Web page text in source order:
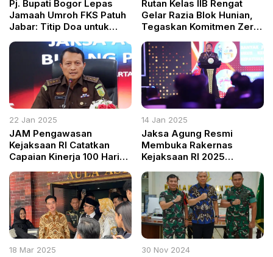
Pj. Bupati Bogor Lepas
Jamaah Umroh FKS Patuh
Jabar: Titip Doa untuk
Rutan Kelas IIB Rengat
Gelar Razia Blok Hunian,
Tegaskan Komitmen Zero
22 Jan 2025
JAM Pengawasan
Kejaksaan RI Catatkan
Capaian Kinerja 100 Hari
Kepemimpinan Jaksa
Agung ST Burhanuddin
14 Jan 2025
Jaksa Agung Resmi
Membuka Rakernas
Kejaksaan RI 2025
Berkeadilan dan Modern
18 Mar 2025 30 Nov 2024